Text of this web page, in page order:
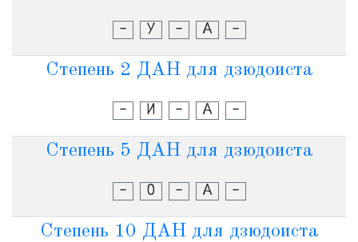
- У - А -
Степень 2 ДАН для дзюдоиста
- И - А -
Степень 5 ДАН для дзюдоиста
- О - А -
Степень 10 ДАН для дзюдоиста